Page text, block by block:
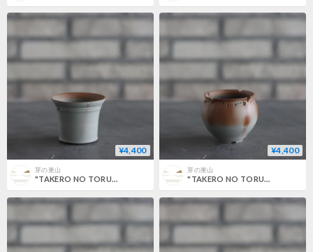
¥4,400
芽の巣山
"TAKERO NO TORUKO" (2号) no.802/153
¥4,400
芽の巣山
"TAKERO NO TORUKO" (2号) no.802/152